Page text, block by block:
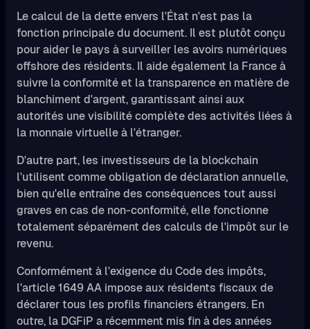
Le calcul de la dette envers l'État n'est pas la
fonction principale du document. Il est plutôt conçu
pour aider le pays à surveiller les avoirs numériques
offshore des résidents. Il aide également la France à
suivre la conformité et la transparence en matière de
blanchiment d'argent, garantissant ainsi aux
autorités une visibilité complète des activités liées à
la monnaie virtuelle à l'étranger.
D'autre part, les investisseurs de la blockchain
l'utilisent comme obligation de déclaration annuelle,
bien qu'elle entraîne des conséquences tout aussi
graves en cas de non-conformité, elle fonctionne
totalement séparément des calculs de l'impôt sur le
revenu.
Conformément à l'exigence du Code des impôts,
l'article 1649 AA impose aux résidents fiscaux de
déclarer tous les profils financiers étrangers. En
outre, la DGFiP a récemment mis fin à des années